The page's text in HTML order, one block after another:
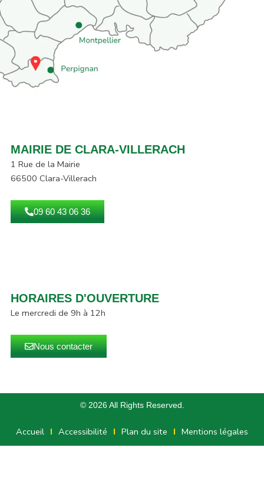
MAIRIE DE CLARA-VILLERACH
1 Rue de la Mairie
66500 Clara-Villerach
09 60 43 06 36
HORAIRES D'OUVERTURE
Le mercredi de 9h à 12h
Nous contacter
© 2026 All Rights Reserved.
Accueil Accessibilité Plan du site Mentions légales